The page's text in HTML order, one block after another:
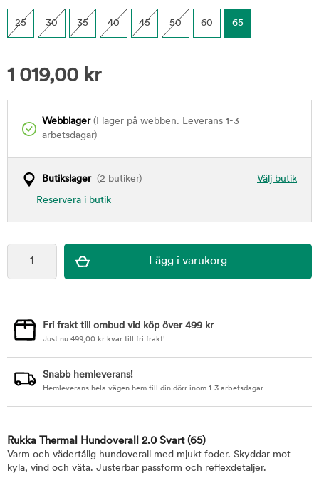
25 30 35 40 45 50 60 65
1 019,00 kr
Webblager(I lager på webben. Leverans 1-3
arbetsdagar)
Välj butik
Butikslager(2 butiker)
Reservera i butik
Fri frakt till ombud vid köp över 499 kr
Just nu 499,00 kr kvar till fri frakt!
Snabb hemleverans!
Hemleverans hela vägen hem till din dörr inom 1-3 arbetsdagar.
Rukka Thermal Hundoverall 2.0 Svart (65)
Varm och vädertålig hundoverall med mjukt foder. Skyddar mot
kyla, vind och väta. Justerbar passform och reflexdetaljer.